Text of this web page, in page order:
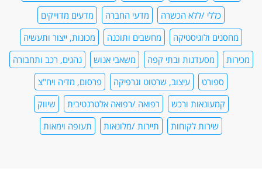
כללי /ללא הכשרה
מדעי החברה
מדעים מדוייקים
מחסנים ולוגיסטיקה
מחשבים ותוכנה
מכונות, ייצור ותעשיה
מכירות
מסעדנות ובתי קפה משאבי אנוש
נהגים, רכב ותחבורה
ספורט
עיצוב, שרטוט וגרפיקה
פרסום, מדיה ויח"צ
קמעונאות ורכש
רפואה /רפואה אלטרנטיבית
שיווק
שירות לקוחות
תיירות /מלונאות תעופה וימאות